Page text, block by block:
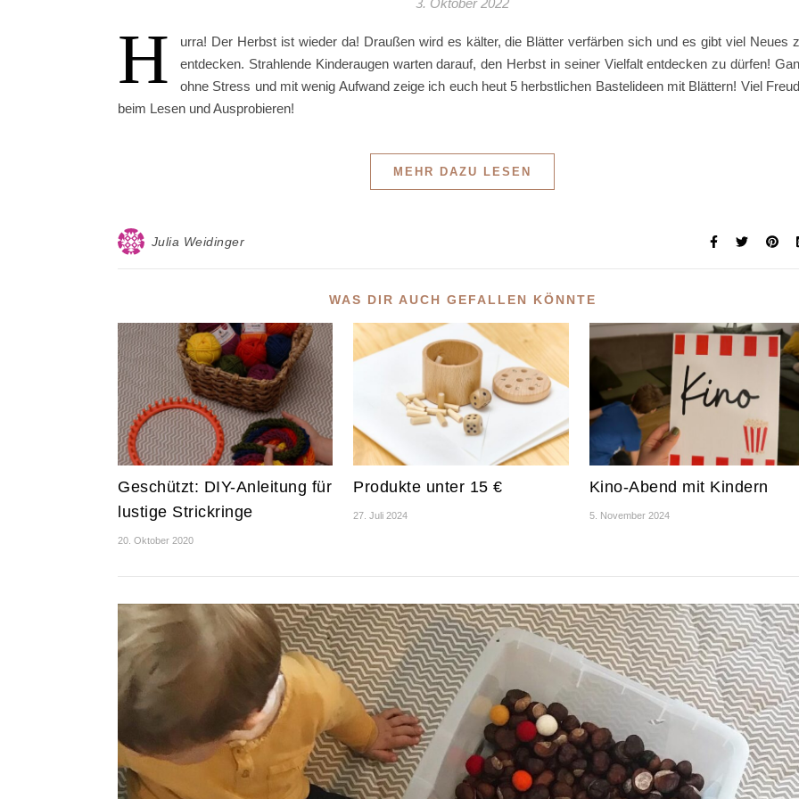
3. Oktober 2022
H
urra! Der Herbst ist wieder da! Draußen wird es kälter, die Blätter verfärben sich und es gibt viel Neues
entdecken. Strahlende Kinderaugen warten darauf, den Herbst in seiner Vielfalt entdecken zu dürfen!
ohne Stress und mit wenig Aufwand zeige ich euch heut 5 herbstlichen Bastelideen mit Blättern! Viel
beim Lesen und Ausprobieren!
MEHR DAZU LESEN
Julia Weidinger
WAS DIR AUCH GEFALLEN KÖNNTE
Geschützt: DIY-Anleitung für
lustige Strickringe
20. Oktober 2020
Produkte unter 15 €
27. Juli 2024
Kino-Abend mit Kindern
5. November 2024